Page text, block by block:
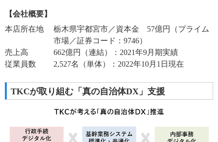
【会社概要】
本店所在地
栃木県宇都宮市／資本金 57億円（プライム
市場／証券コード：9746）
売上高
662億円（連結）：2021年9月期実績
従業員数
2,527名（単体）：2022年10月1日現在
TKCが取り組む「真の自治体DX」支援